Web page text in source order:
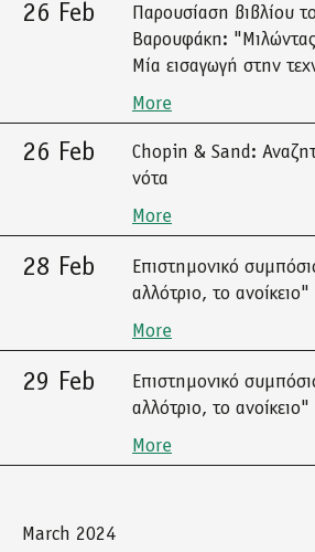
26 Feb
Παρουσίαση βιβλίου
Βαρουφάκη:
Μία εισαγωγή στην
More
26 Feb
Chopin & Sand:
νότα
More
28 Feb
Επιστημονικό
αλλότριο, το ανοίκειο"
More
29 Feb
Επιστημονικό
αλλότριο, το ανοίκειο"
More
March 2024